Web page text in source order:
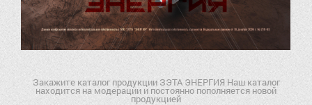
Закажите каталог продукции ЗЭТА ЭНЕРГИЯ Наш каталог
находится на модерации и постоянно пополняется новой
продукцией